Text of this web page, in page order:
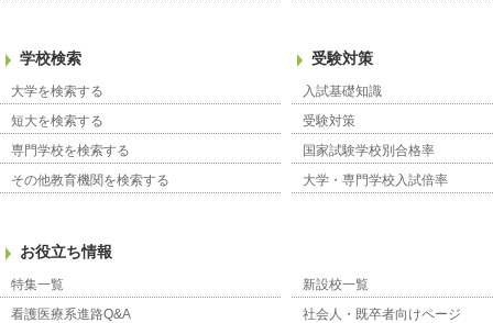
学校検索
大学を検索する
短大を検索する
専門学校を検索する
その他教育機関を検索する
受験対策
入試基礎知識
受験対策
国家試験学校別合格率
大学・専門学校入試倍率
お役立ち情報
特集一覧
新設校一覧
看護医療系進路Q&A
社会人・既卒者向けページ